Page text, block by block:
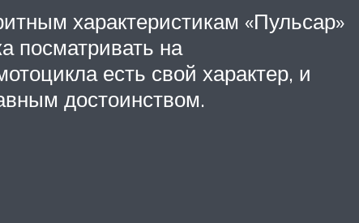
характеристикам «Пульсар»
посматривать на
есть свой характер, и
достоинством.